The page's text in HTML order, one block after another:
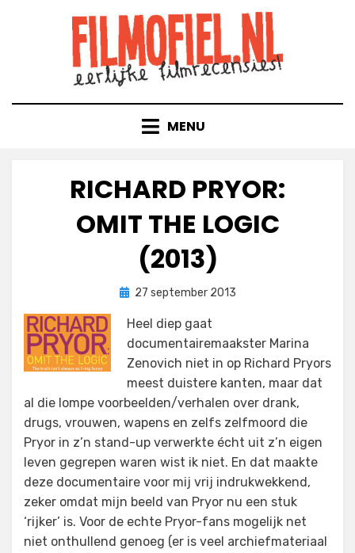
MENU
RICHARD PRYOR:
OMIT THE LOGIC
(2013)
doorFilmofiel.nl
Geplaatst
27 september 2013
Heel diep gaat
documentairemaakster Marina
Zenovich niet in op Richard Pryors
meest duistere kanten, maar dat
al die lompe voorbeelden/verhalen over drank,
drugs, vrouwen, wapens en zelfs zelfmoord die
Pryor in z’n stand-up verwerkte écht uit z’n eigen
leven gegrepen waren wist ik niet. En dat maakte
deze documentaire voor mij vrij indrukwekkend,
zeker omdat mijn beeld van Pryor nu een stuk
‘rijker’ is. Voor de echte Pryor-fans mogelijk net
niet onthullend genoeg (er is veel archiefmateriaal